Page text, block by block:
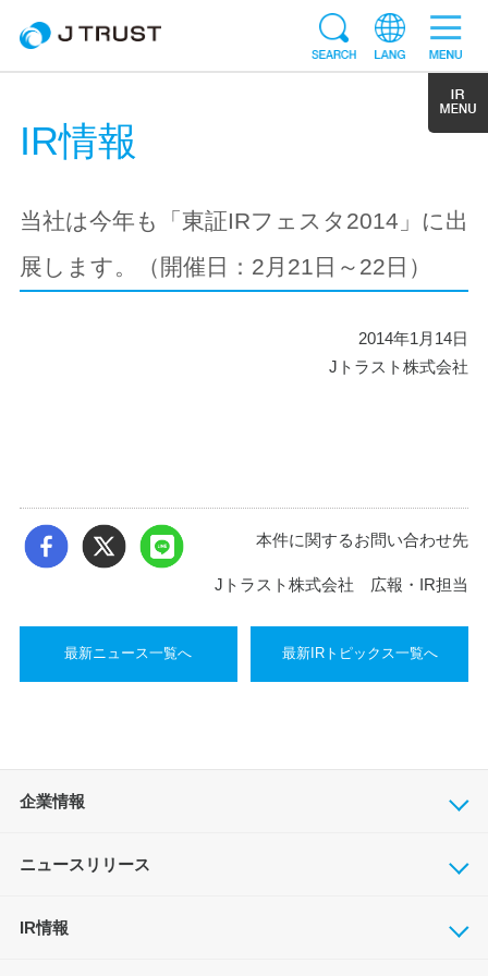
IR情報
当社は今年も「東証IRフェスタ2014」に出
展します。（開催日：2月21日～22日）
2014年1月14日
Jトラスト株式会社
本件に関するお問い合わせ先
Jトラスト株式会社 広報・IR担当
最新ニュース一覧へ 最新IRトピックス一覧へ
企業情報
ニュースリリース
IR情報